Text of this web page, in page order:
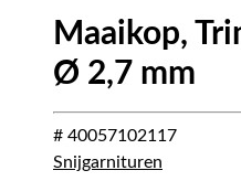
Maaikop,
Ø 2,7 mm
# 40057102117
Snijgarnituren